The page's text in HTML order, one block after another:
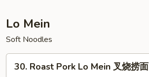
楼
炒
饭
Lo Mein
Soft Noodles
Roast
30. Roast Pork Lo Mein 叉烧捞面